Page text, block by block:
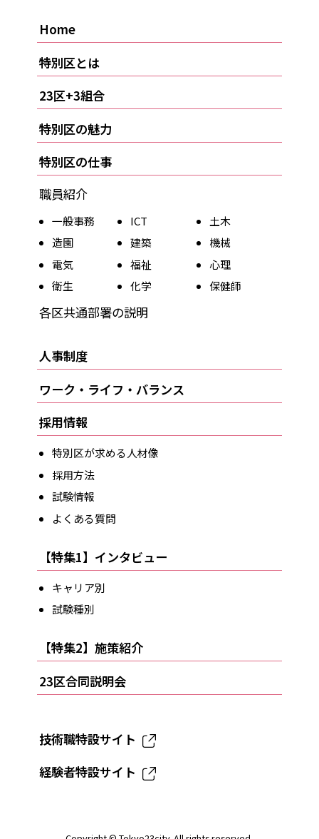
Home
特別区とは
23区+3組合
特別区の魅力
特別区の仕事
職員紹介
一般事務 ICT
土木
造園
建築
機械
電気
福祉
心理
衛生
化学 保健師
各区共通部署の説明
人事制度
ワーク・ライフ・バランス
採用情報
特別区が求める人材像
採用方法
試験情報
よくある質問
【特集1】インタビュー
キャリア別
試験種別
【特集2】施策紹介
23区合同説明会
技術職特設サイト
経験者特設サイト